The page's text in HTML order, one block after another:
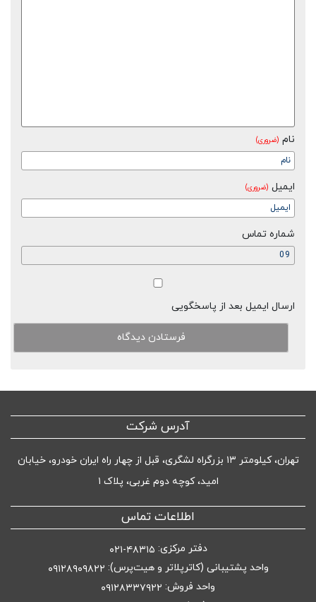
نام (ضروری)
ایمیل (ضروری)
شماره تماس
ارسال ایمیل بعد از پاسخگویی
آدرس شرکت
تهران، کیلومتر ۱۳ بزرگراه لشگری، قبل از چهار راه ایران خودرو، خیابان
امید، کوچه دوم غربی، پلاک ۱
اطلاعات تماس
دفتر مرکزی: ۴۸۳۱۵-۰۲۱
واحد پشتیبانی (کاترپلاتر و هیت‌پرس): ۰۹۱۲۸۹۰۹۸۲۲
واحد فروش: ۰۹۱۲۸۳۳۷۹۲۲